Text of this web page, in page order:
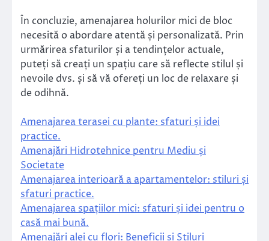
În concluzie, amenajarea holurilor mici de bloc
necesită o abordare atentă și personalizată. Prin
urmărirea sfaturilor și a tendințelor actuale,
puteți să creați un spațiu care să reflecte stilul și
nevoile dvs. și să vă ofereți un loc de relaxare și
de odihnă.
Amenajarea terasei cu plante: sfaturi și idei
practice.
Amenajări Hidrotehnice pentru Mediu și
Societate
Amenajarea interioară a apartamentelor: stiluri și
sfaturi practice.
Amenajarea spațiilor mici: sfaturi și idei pentru o
casă mai bună.
Amenajări alei cu flori: Beneficii și Stiluri